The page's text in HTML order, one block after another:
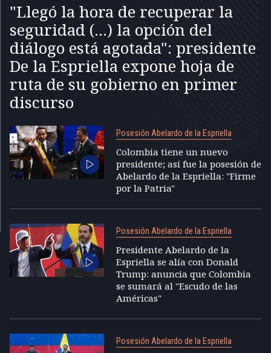
"Llegó la hora de recuperar la
seguridad (...) la opción del
diálogo está agotada": presidente
De la Espriella expone hoja de
ruta de su gobierno en primer
discurso
Posesión Abelardo de la Espriella
Colombia tiene un nuevo
presidente; así fue la posesión de
Abelardo de la Espriella: "Firme
por la Patria"
Posesión Abelardo de la Espriella
Presidente Abelardo de la
Espriella se alía con Donald
Trump: anuncia que Colombia
se sumará al "Escudo de las
Américas"
Posesión Abelardo de la Espriella